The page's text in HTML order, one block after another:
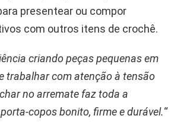
presentear ou compor
com outros itens de crochê.
criando peças pequenas em
trabalhar com atenção à tensão
no arremate faz toda a
copos bonito, firme e durável.“